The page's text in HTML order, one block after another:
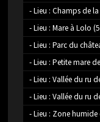
- Lieu : Champs de
- Lieu : Mare à Lolo
- Lieu : Parc du
- Lieu : Petite mare
- Lieu : Vallée du ru
- Lieu : Vallée du ru
- Lieu : Zone